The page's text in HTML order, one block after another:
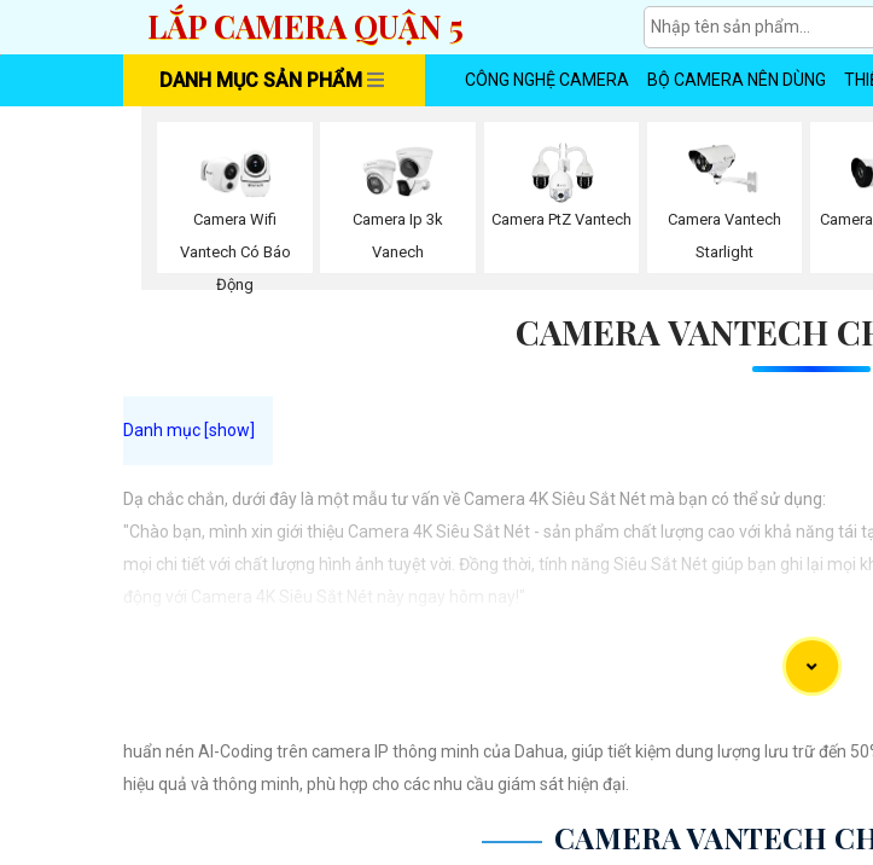
LẮP CAMERA QUẬN 5
DANH MỤC SẢN PHẨM CÔNG NGHỆ CAMERA BỘ CAMERA NÊN DÙNG
Camera Wifi
Vantech Có Báo
Động
Camera Ip 3k
Vanech
Camera PtZ Vantech
Camera Vantech
Starlight
CAMERA VANTECH
Dạ chắc chắn, dưới đây là một mẫu tư vấn về Camera 4K Siêu Sắt Nét mà bạn có thể sử dụng:
"Chào bạn, mình xin giới thiệu Camera 4K Siêu Sắt Nét - sản phẩm chất lượng cao với khả năng
mọi chi tiết với chất lượng hình ảnh tuyệt vời. Đồng thời, tính năng Siêu Sắt Nét giúp bạn ghi lại
động với Camera 4K Siêu Sắt Nét này ngay hôm nay!"
huẩn nén AI-Coding trên camera IP thông minh của Dahua, giúp tiết kiệm dung lượng lưu trữ đến
hiệu quả và thông minh, phù hợp cho các nhu cầu giám sát hiện đại.
CAMERA VANTECH